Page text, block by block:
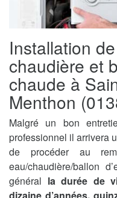
Installation
chaudière et
chaude à
Menthon
Malgré un bon
professionnel il arrivera
de procéder au
eau/chaudière/ballon
général la durée de
dizaine d’années,